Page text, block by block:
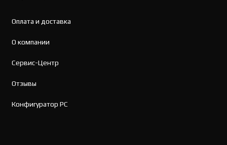
Оплата и доставка
О компании
Сервис-Центр
Отзывы
Конфигуратор PC